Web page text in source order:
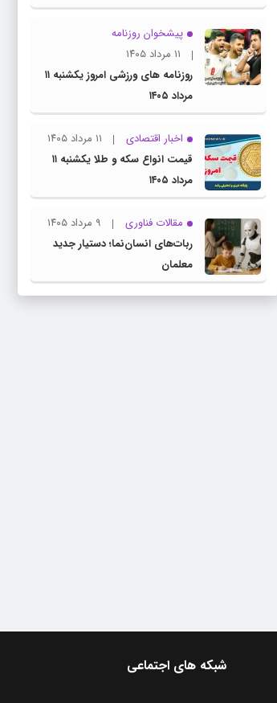
معرفی فیلم های سینمایی آخر هفته
تلویزیون
پیشخوان روزنامه
۱۱ مرداد ۱۴۰۵
روزنامه های ورزشی امروز یکشنبه ۱۱
مرداد ۱۴۰۵
اخبار اقتصادی
۱۱ مرداد ۱۴۰۵
قیمت انواع سکه و طلا یکشنبه ۱۱
مرداد ۱۴۰۵
مقالات فناوری
۹ مرداد ۱۴۰۵
ربات‌های انسان‌نما؛ دستیار جدید
معلمان
شبکه های اجتماعی